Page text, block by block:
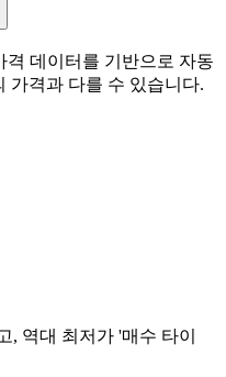
데이터를 기반으로 자동
가격과 다를 수 있습니다.
, 역대 최저가 '매수 타이